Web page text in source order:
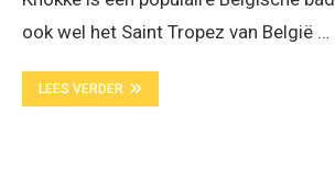
ook wel het Saint Tropez van België …
LEES VERDER